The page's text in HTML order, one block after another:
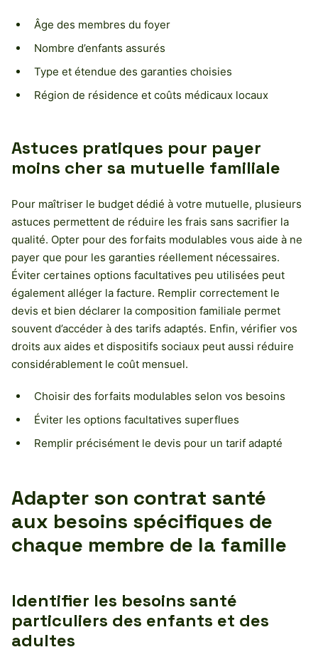
Âge des membres du foyer
Nombre d’enfants assurés
Type et étendue des garanties choisies
Région de résidence et coûts médicaux locaux
Astuces pratiques pour payer
moins cher sa mutuelle familiale
Pour maîtriser le budget dédié à votre mutuelle, plusieurs
astuces permettent de réduire les frais sans sacrifier la
qualité. Opter pour des forfaits modulables vous aide à ne
payer que pour les garanties réellement nécessaires.
Éviter certaines options facultatives peu utilisées peut
également alléger la facture. Remplir correctement le
devis et bien déclarer la composition familiale permet
souvent d’accéder à des tarifs adaptés. Enfin, vérifier vos
droits aux aides et dispositifs sociaux peut aussi réduire
considérablement le coût mensuel.
Choisir des forfaits modulables selon vos besoins
Éviter les options facultatives superflues
Remplir précisément le devis pour un tarif adapté
Adapter son contrat santé
aux besoins spécifiques de
chaque membre de la famille
Identifier les besoins santé
particuliers des enfants et des
adultes